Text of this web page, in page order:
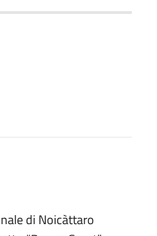
di Noicàttaro